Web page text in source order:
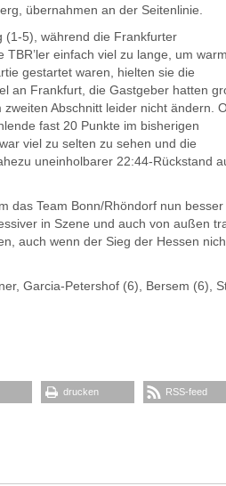
übernahmen an der Seitenlinie.
(1-5), während die Frankfurter
einfach viel zu lange, um
gestartet waren, hielten sie die
an Frankfurt, die Gastgeber hatten
Abschnitt leider nicht ändern.
fast 20 Punkte im bisherigen
viel zu selten zu sehen und die
uneinholbarer 22:44-Rückstand
das Team Bonn/Rhöndorf nun besser
in Szene und auch von außen
auch wenn der Sieg der Hessen
Garcia-Petershof (6), Bersem (6),
drucken RSS-feed